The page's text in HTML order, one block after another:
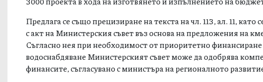
Предлага се също прецизиране на текста на чл. 113, ал. 11,
с акт на Министерския съвет въз основа на предложения на
Съгласно нея при необходимост от приоритетно
водоснабдяване Министерският съвет може да одобрява
финансите, съгласувано с министъра на регионалното